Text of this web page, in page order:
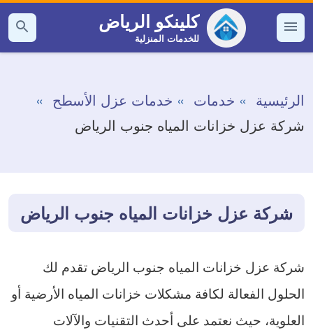
التجاوز
إلى القائمة
كلينكو الرياض
للخدمات المنزلية
بحث
عن
الرئيسية خدمات
خدمات عزل الأسطح
شركة عزل خزانات المياه جنوب الرياض
شركة عزل خزانات المياه جنوب الرياض
شركة عزل خزانات المياه جنوب الرياض تقدم لك
الحلول الفعالة لكافة مشكلات خزانات المياه الأرضية أو
العلوية، حيث نعتمد على أحدث التقنيات والآلات